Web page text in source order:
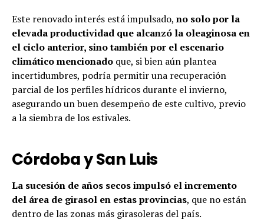
Este renovado interés está impulsado, no solo por la
elevada productividad que alcanzó la oleaginosa en
el ciclo anterior, sino también por el escenario
climático mencionado que, si bien aún plantea
incertidumbres, podría permitir una recuperación
parcial de los perfiles hídricos durante el invierno,
asegurando un buen desempeño de este cultivo, previo
a la siembra de los estivales.
Córdoba y San Luis
La sucesión de años secos impulsó el incremento
del área de girasol en estas provincias, que no están
dentro de las zonas más girasoleras del país.